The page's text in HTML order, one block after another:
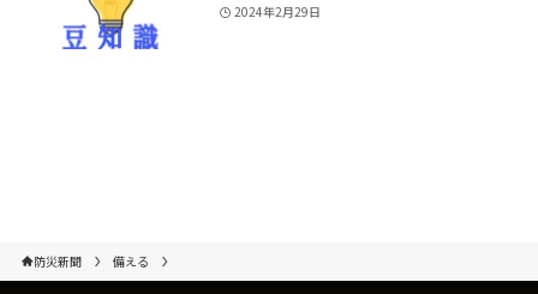
2024年2月29日
防災新聞 備える